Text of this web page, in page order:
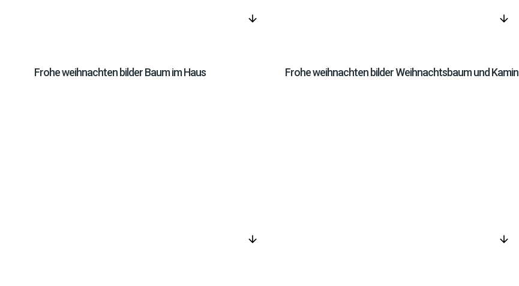
arrow_downward
Frohe weihnachten bilder Baum im Haus
arrow_downward
Frohe weihnachten bilder Weihnachtsbaum und Kamin
arrow_downward arrow_downward